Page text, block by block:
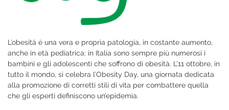
L’obesità è una vera e propria patologia, in costante aumento,
anche in età pediatrica: in Italia sono sempre più numerosi i
bambini e gli adolescenti che soffrono di obesità. L’11 ottobre, in
tutto il mondo, si celebra l’Obesity Day, una giornata dedicata
alla promozione di corretti stili di vita per combattere quella
che gli esperti definiscono un’epidemia.